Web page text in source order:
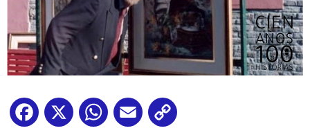
Facebook
X WhatsApp
Email